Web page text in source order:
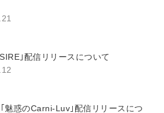
｣配信リリースについて
魅惑のCarni-Luv｣配信リリースにつ